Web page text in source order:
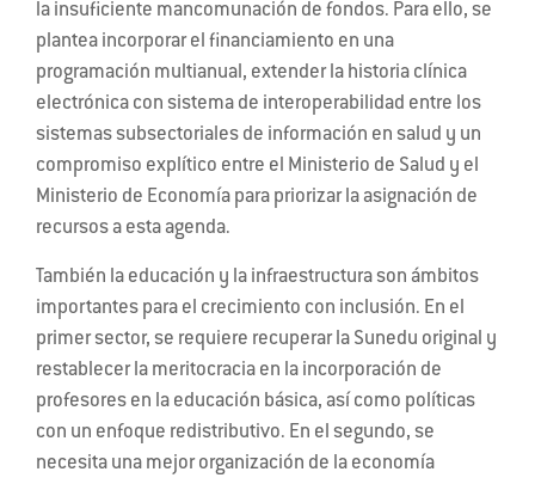
la insuficiente mancomunación de fondos. Para ello, se
plantea incorporar el financiamiento en una
programación multianual, extender la historia clínica
electrónica con sistema de interoperabilidad entre los
sistemas subsectoriales de información en salud y un
compromiso explítico entre el Ministerio de Salud y el
Ministerio de Economía para priorizar la asignación de
recursos a esta agenda.
También la educación y la infraestructura son ámbitos
importantes para el crecimiento con inclusión. En el
primer sector, se requiere recuperar la Sunedu original y
restablecer la meritocracia en la incorporación de
profesores en la educación básica, así como políticas
con un enfoque redistributivo. En el segundo, se
necesita una mejor organización de la economía